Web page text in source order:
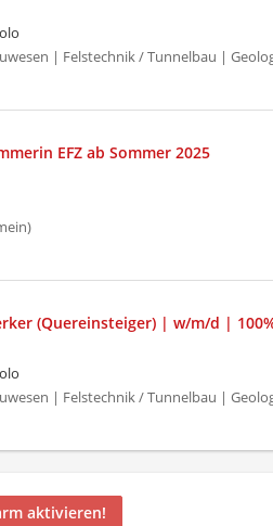
| Felstechnik / Tunnelbau |
EFZ ab Sommer 2025
(Quereinsteiger) | w/m/d |
| Felstechnik / Tunnelbau |
aktivieren!